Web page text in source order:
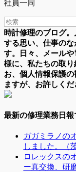
社員一同
時計修理のブログ
する思い、仕事の
す。日々、メール
様に、私たちの取
お、個人情報保護
ますが、お許しくだ
最新の修理業務日報
ガガミラノの
しました。（
ロレックスの
ー真交換、研